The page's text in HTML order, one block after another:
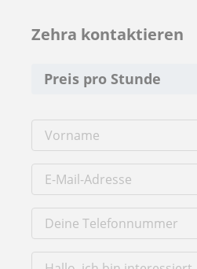
Zehra kontaktieren
Preis pro Stunde